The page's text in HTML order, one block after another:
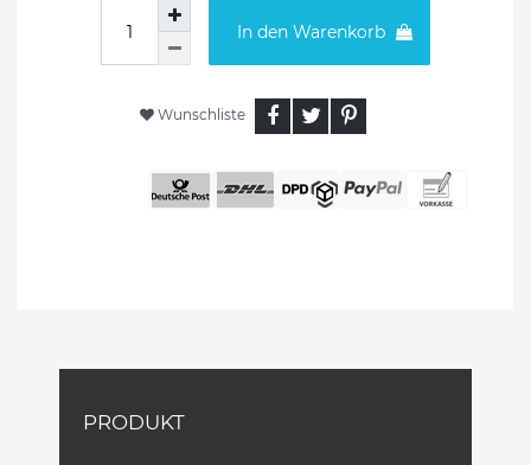
In den Warenkorb
Wunschliste
PRODUKT